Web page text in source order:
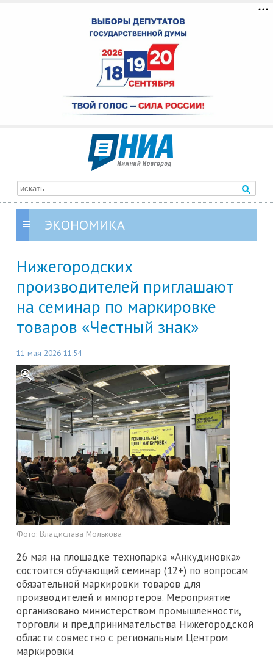
ЭКОНОМИКА
Нижегородских
производителей приглашают
на семинар по маркировке
товаров «Честный знак»
11 мая 2026 11:54
Фото: Владислава Молькова
26 мая на площадке технопарка «Анкудиновка»
состоится обучающий семинар (12+) по вопросам
обязательной маркировки товаров для
производителей и импортеров. Мероприятие
организовано министерством промышленности,
торговли и предпринимательства Нижегородской
области совместно с региональным Центром
маркировки.